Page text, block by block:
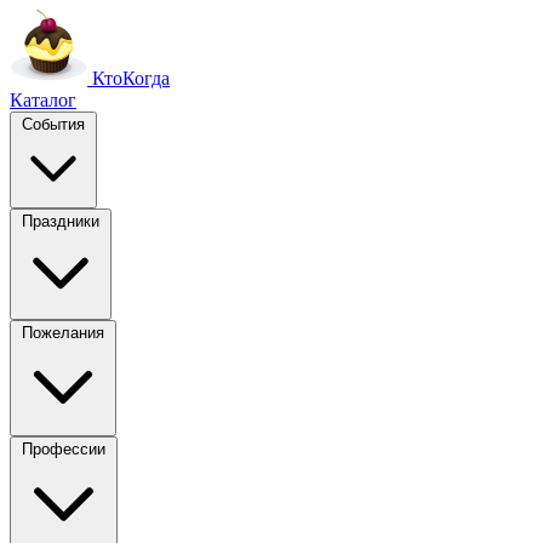
КтоКогда
Каталог
События
Праздники
Пожелания
Профессии